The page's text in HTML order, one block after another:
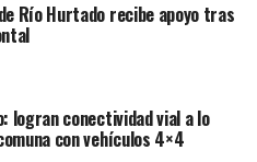
Río Hurtado recibe apoyo tras
logran conectividad vial a lo
con vehículos 4×4